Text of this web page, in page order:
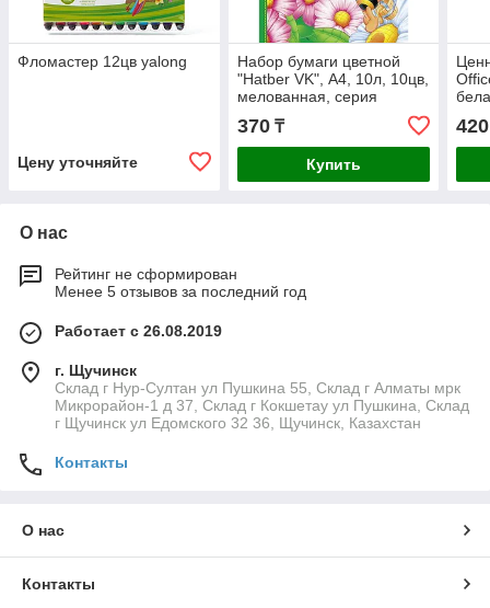
Фломастер 12цв yalong
Цену уточняйте
Набор бумаги цветной
"Hatber VK", А4, 10л, 10цв,
мелованная, серия
"Пчелки" в папке
370₸
Купить
420
О нас
Рейтинг не сформирован
Менее 5 отзывов за последний год
Работает с 26.08.2019
г. Щучинск
Склад г Нур-Султан ул Пушкина 55, Склад г Алматы мрк
Микрорайон-1 д 37, Склад г Кокшетау ул Пушкина, Склад
г Щучинск ул Едомского 32 36, Щучинск, Казахстан
Контакты
О нас
Контакты